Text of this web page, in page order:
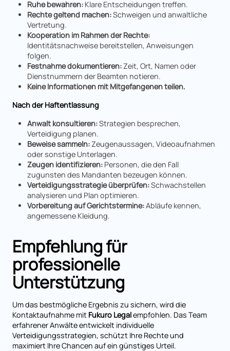
Ruhe bewahren:Klare Entscheidungen treffen.
Rechte geltend machen:Schweigen und anwaltliche
Vertretung.
Kooperation im Rahmen der Rechte:
Identitätsnachweise bereitstellen, Anweisungen
folgen.
Festnahme dokumentieren:Zeit, Ort, Namen oder
Dienstnummern der Beamten notieren.
Keine Informationen mit Mitgefangenen teilen.
Nach der Haftentlassung
Anwalt konsultieren:Strategien besprechen,
Verteidigung planen.
Beweise sammeln:Zeugenaussagen, Videoaufnahmen
oder sonstige Unterlagen.
Zeugen identifizieren:Personen, die den Fall
zugunsten des Mandanten bezeugen können.
Verteidigungsstrategie überprüfen:Schwachstellen
analysieren und Plan optimieren.
Vorbereitung auf Gerichtstermine:Abläufe kennen,
angemessene Kleidung.
Empfehlung für
professionelle
Unterstützung
Um das bestmögliche Ergebnis zu sichern, wird die
Kontaktaufnahme mit Fukuro Legalempfohlen. Das Team
erfahrener Anwälte entwickelt individuelle
Verteidigungsstrategien, schützt Ihre Rechte und
maximiert Ihre Chancen auf ein günstiges Urteil.